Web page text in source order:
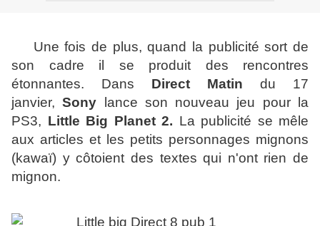
Une fois de plus, quand la publicité sort de
son cadre il se produit des rencontres
étonnantes. Dans Direct Matin du 17
janvier,Sony
lance son nouveau jeu pour la
PS3, Little Big Planet 2. La publicité se mêle
aux articles et les petits personnages mignons
(kawaï) y côtoient des textes qui n'ont rien de
mignon.